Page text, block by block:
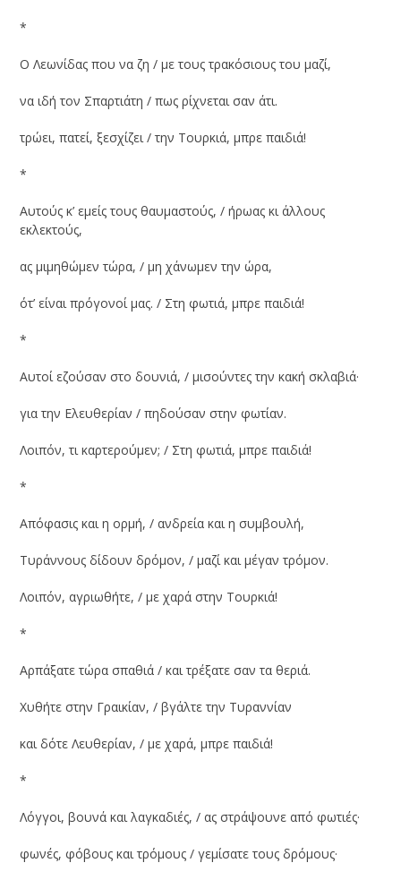
*
Ο Λεωνίδας που να ζη / με τους τρακόσιους του μαζί,
να ιδή τον Σπαρτιάτη / πως ρίχνεται σαν άτι.
τρώει, πατεί, ξεσχίζει / την Τουρκιά, μπρε παιδιά!
*
Αυτούς κ’ εμείς τους θαυμαστούς, / ήρωας κι άλλους
εκλεκτούς,
ας μιμηθώμεν τώρα, / μη χάνωμεν την ώρα,
ότ’ είναι πρόγονοί μας. / Στη φωτιά, μπρε παιδιά!
*
Αυτοί εζούσαν στο δουνιά, / μισούντες την κακή σκλαβιά·
για την Ελευθερίαν / πηδούσαν στην φωτίαν.
Λοιπόν, τι καρτερούμεν; / Στη φωτιά, μπρε παιδιά!
*
Απόφασις και η ορμή, / ανδρεία και η συμβουλή,
Τυράννους δίδουν δρόμον, / μαζί και μέγαν τρόμον.
Λοιπόν, αγριωθήτε, / με χαρά στην Τουρκιά!
*
Αρπάξατε τώρα σπαθιά / και τρέξατε σαν τα θεριά.
Χυθήτε στην Γραικίαν, / βγάλτε την Τυραννίαν
και δότε Λευθερίαν, / με χαρά, μπρε παιδιά!
*
Λόγγοι, βουνά και λαγκαδιές, / ας στράψουνε από φωτιές·
φωνές, φόβους και τρόμους / γεμίσατε τους δρόμους·